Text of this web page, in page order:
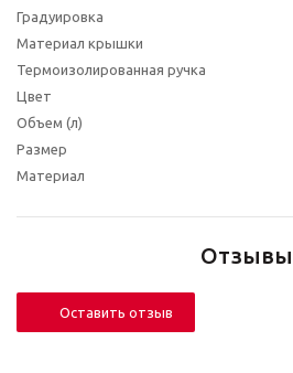
Градуировка
Материал крышки
Термоизолированная ручка
Цвет
Объем (л)
Размер
Материал
Отзывы
Оставить отзыв